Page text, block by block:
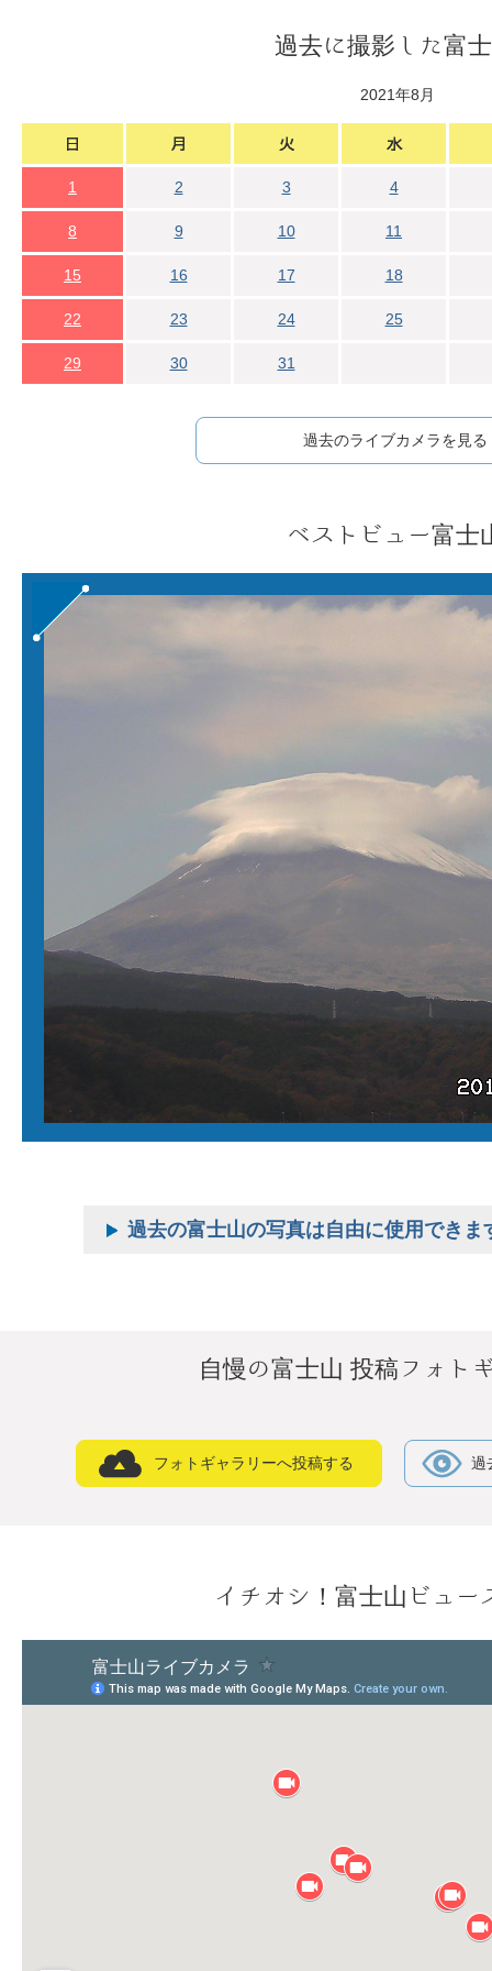
過去に撮影した富
2021年8月
1 2 3 4
8 9 10 11
15 16 17 18
22 23 24 25
29 30 31
過去のライブカメラを見る
ベストビュー富士
過去の富士山の写真は自由に使用できま
自慢の富士山 投稿フォト
フォトギャラリーへ投稿する 過
イチオシ！富士山ビュー